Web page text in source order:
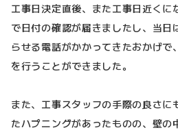
工事日決定直後、また工事日近く
で日付の確認が届きましたし、当日
らせる電話がかかってきたおかげで
を行うことができました。
また、工事スタッフの手際の良さに
たハプニングがあったものの、壁の